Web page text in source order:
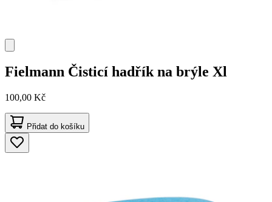
Fielmann Čisticí hadřík na brýle Xl
100,00 Kč
Přidat do košíku